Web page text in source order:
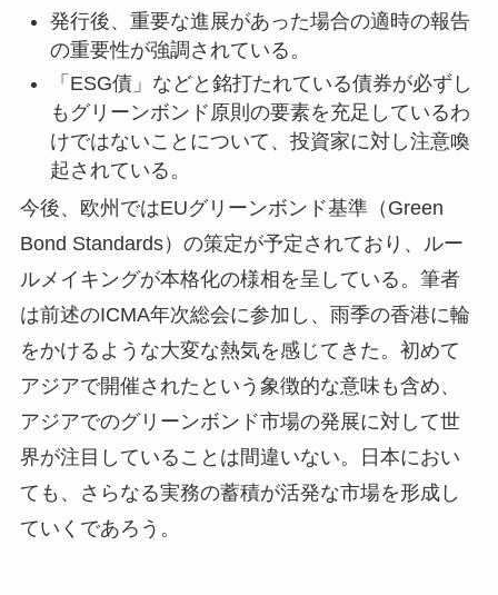
発行後、重要な進展があった場合の適時の報告
の重要性が強調されている。
「ESG債」などと銘打たれている債券が必ずし
もグリーンボンド原則の要素を充足しているわ
けではないことについて、投資家に対し注意喚
起されている。
今後、欧州ではEUグリーンボンド基準（Green
Bond Standards）の策定が予定されており、ルー
ルメイキングが本格化の様相を呈している。筆者
は前述のICMA年次総会に参加し、雨季の香港に輪
をかけるような大変な熱気を感じてきた。初めて
アジアで開催されたという象徴的な意味も含め、
アジアでのグリーンボンド市場の発展に対して世
界が注目していることは間違いない。日本におい
ても、さらなる実務の蓄積が活発な市場を形成し
ていくであろう。